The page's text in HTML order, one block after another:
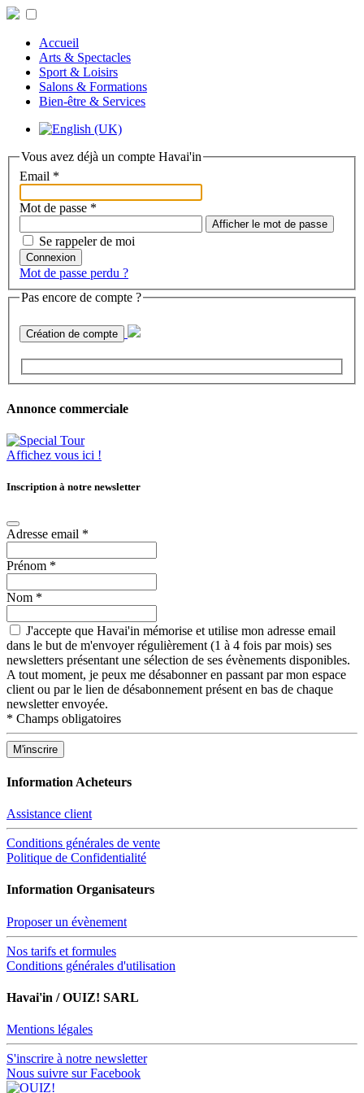
Accueil
Arts & Spectacles
Sport & Loisirs
Salons & Formations
Bien-être & Services
Vous avez déjà un compte Havai'in
Email *
Mot de passe *
Afficher le mot de passe
Se rappeler de moi
Connexion
Mot de passe perdu ?
Pas encore de compte ?
Création de compte
Annonce commerciale
Affichez vous ici !
Inscription à notre newsletter
Adresse email *
Prénom *
Nom *
J'accepte que Havai'in mémorise et utilise mon adresse email
dans le but de m'envoyer régulièrement (1 à 4 fois par mois) ses
newsletters présentant une sélection de ses évènements disponibles.
A tout moment, je peux me désabonner en passant par mon espace
client ou par le lien de désabonnement présent en bas de chaque
newsletter envoyée.
* Champs obligatoires
Information Acheteurs
Assistance client
Conditions générales de vente
Politique de Confidentialité
Information Organisateurs
Proposer un évènement
Nos tarifs et formules
Conditions générales d'utilisation
Havai'in / OUIZ! SARL
Mentions légales
S'inscrire à notre newsletter
Nous suivre sur Facebook